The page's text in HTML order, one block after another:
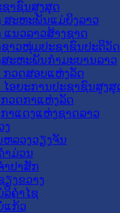
າຊົນສູງສຸດ
ສະຫະພັນແມ່ຍິງລາວ
ແນວລາວສ້າງຊາດ
າວໜຸ່ມປະຊາຊົນປະຕິວັ
ະຫະພັນກຳມະບານລາວ
ກວດສອບແຫ່ງລັດ
ໄອຍະການປະຊາຊົນສູງສຸ
ກວດກາແຫ່ງລັດ
າແດງແຫ່ງຊາດລາວ
ງ
ຫລວງວຽງຈັນ
າມ່ວນ
າປາສັກ
ຽງຂວາງ
ລິຄໍາໄຊ
ແກ້ວ